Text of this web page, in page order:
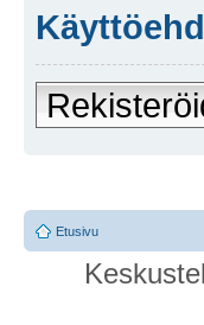
Etusivu